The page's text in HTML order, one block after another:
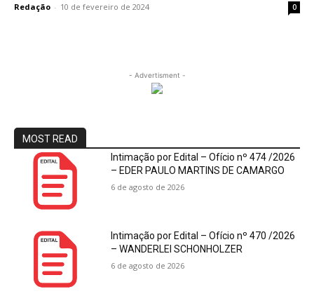
Redação - 10 de fevereiro de 2024 0
- Advertisment -
MOST READ
Intimação por Edital – Ofício nº 474 /2026
– EDER PAULO MARTINS DE CAMARGO
6 de agosto de 2026
Intimação por Edital – Ofício nº 470 /2026
– WANDERLEI SCHONHOLZER
6 de agosto de 2026